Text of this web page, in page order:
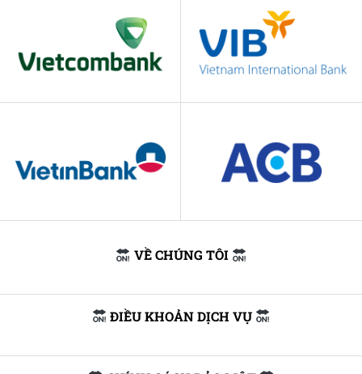
VỀ CHÚNG TÔI
ĐIỀU KHOẢN DỊCH VỤ